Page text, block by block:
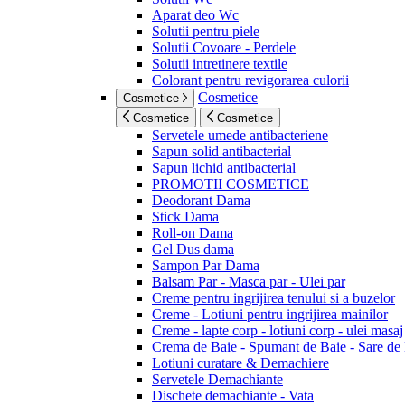
Aparat deo Wc
Solutii pentru piele
Solutii Covoare - Perdele
Solutii intretinere textile
Colorant pentru revigorarea culorii
Cosmetice Cosmetice
Cosmetice Cosmetice
Servetele umede antibacteriene
Sapun solid antibacterial
Sapun lichid antibacterial
PROMOTII COSMETICE
Deodorant Dama
Stick Dama
Roll-on Dama
Gel Dus dama
Sampon Par Dama
Balsam Par - Masca par - Ulei par
Creme pentru ingrijirea tenului si a buzelor
Creme - Lotiuni pentru ingrijirea mainilor
Creme - lapte corp - lotiuni corp - ulei masaj
Crema de Baie - Spumant de Baie - Sare de
Lotiuni curatare & Demachiere
Servetele Demachiante
Dischete demachiante - Vata